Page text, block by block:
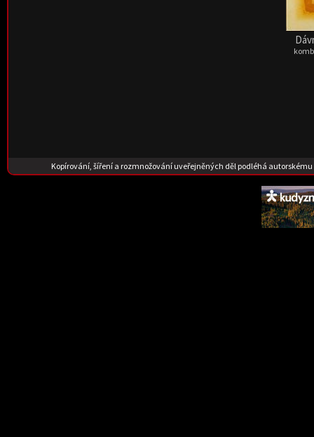
Kopírování, šíření a rozmnožování uveřejněných děl podléhá autorskému